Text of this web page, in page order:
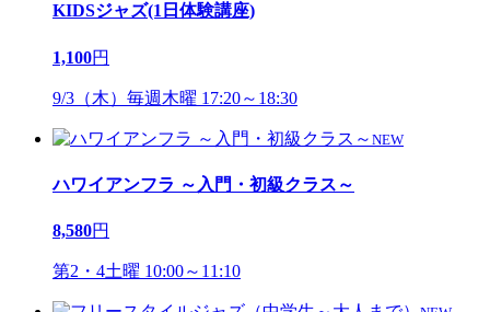
KIDSジャズ(1日体験講座)
1,100円
9/3（木）毎週木曜 17:20～18:30
NEW
ハワイアンフラ ～入門・初級クラス～
8,580円
第2・4土曜 10:00～11:10